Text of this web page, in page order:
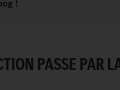
!
PASSE PAR